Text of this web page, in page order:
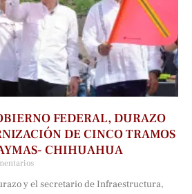
FEDERAL, DURAZO
DE CINCO TRAMOS
CHIHUAHUA
y el secretario de Infraestructura,